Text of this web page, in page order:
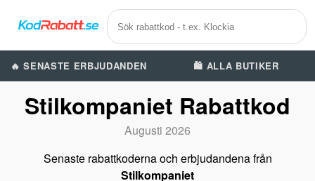
🔥 SENASTE ERBJUDANDEN 🛍️ ALLA BUTIKER
Stilkompaniet Rabattkod
Augusti 2026
Senaste rabattkoderna och erbjudandena från
Stilkompaniet